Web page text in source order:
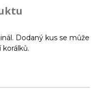
Dodaný kus se může